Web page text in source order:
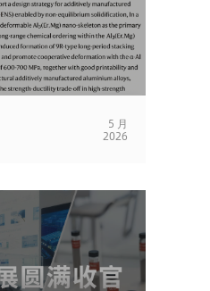
5 月
2026